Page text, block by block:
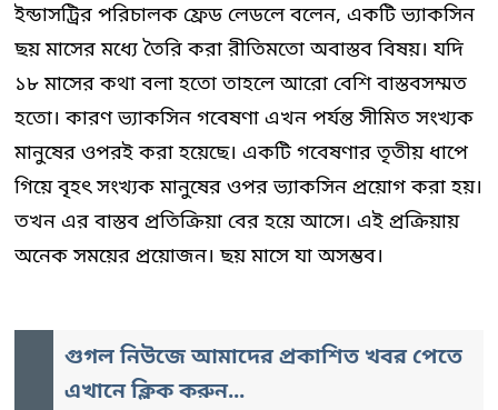
ইন্ডাসট্রির পরিচালক ফ্রেড লেডলে বলেন, একটি ভ্যাকসিন
ছয় মাসের মধ্যে তৈরি করা রীতিমতো অবাস্তব বিষয়। যদি
১৮ মাসের কথা বলা হতো তাহলে আরো বেশি বাস্তবসম্মত
হতো। কারণ ভ্যাকসিন গবেষণা এখন পর্যন্ত সীমিত সংখ্যক
মানুষের ওপরই করা হয়েছে। একটি গবেষণার তৃতীয় ধাপে
গিয়ে বৃহৎ সংখ্যক মানুষের ওপর ভ্যাকসিন প্রয়োগ করা হয়।
তখন এর বাস্তব প্রতিক্রিয়া বের হয়ে আসে। এই প্রক্রিয়ায়
অনেক সময়ের প্রয়োজন। ছয় মাসে যা অসম্ভব।
গুগল নিউজে আমাদের প্রকাশিত খবর পেতে
এখানে ক্লিক করুন...